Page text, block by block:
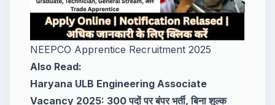
NEEPCO Apprentice Recruitment 2025
Also Read:
Haryana ULB Engineering Associate
Vacancy 2025: 300 पदों पर बंपर भर्ती, बिना शुल्क